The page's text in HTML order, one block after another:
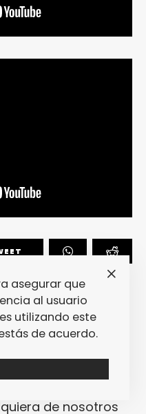
de nosotros
asegurar que
al usuario
utilizando este
de acuerdo.